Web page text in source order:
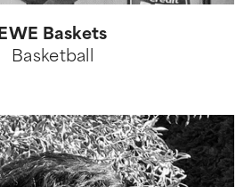
EWE Baskets
Basketball